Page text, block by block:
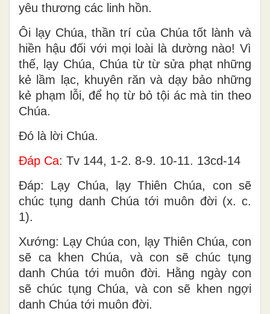
yêu thương các linh hồn.
Ôi lạy Chúa, thần trí của Chúa tốt lành và
hiền hậu đối với mọi loài là dường nào! Vì
thế, lạy Chúa, Chúa từ từ sửa phạt những
kẻ lầm lạc, khuyên răn và dạy bảo những
kẻ phạm lỗi, để họ từ bỏ tội ác mà tin theo
Chúa.
Ðó là lời Chúa.
Ðáp Ca: Tv 144, 1-2. 8-9. 10-11. 13cd-14
Ðáp: Lạy Chúa, lạy Thiên Chúa, con sẽ
chúc tụng danh Chúa tới muôn đời (x. c.
1).
Xướng: Lạy Chúa con, lạy Thiên Chúa, con
sẽ ca khen Chúa, và con sẽ chúc tụng
danh Chúa tới muôn đời. Hằng ngày con
sẽ chúc tụng Chúa, và con sẽ khen ngợi
danh Chúa tới muôn đời.